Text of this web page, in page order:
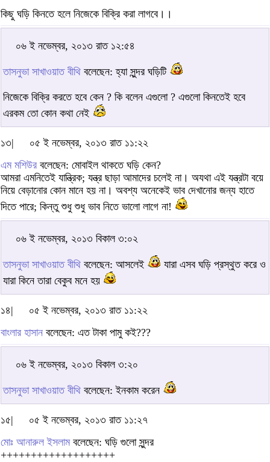
কিছু ঘড়ি কিনতে হলে নিজেকে বিক্রি করা লাগবে।।
০৬ ই নভেম্বর, ২০১৩ রাত ১২:৫৪
তাসনুভা সাখাওয়াত বীথি বলেছেন: হ্যা সুন্দর ঘড়িটি
নিজেকে বিক্রি করতে হবে কেন ? কি বলেন এগুলো ? এগুলো কিনতেই হবে
এরকম তো কোন কথা নেই
১৩|
০৫ ই নভেম্বর, ২০১৩ রাত ১১:২২
এম মশিউর বলেছেন: মোবাইল থাকতে ঘড়ি কেন?
আমরা এমনিতেই যান্ত্রিক; যন্ত্র ছাড়া আমাদের চলেই না। অযথা এই যন্ত্রটা বয়ে
নিয়ে বেড়ানোর কোন মানে হয় না। অবশ্য অনেকেই ভাব দেখানোর জন্য হাতে
দিতে পারে; কিন্তু শুধু শুধু ভাব নিতে ভালো লাগে না!
০৬ ই নভেম্বর, ২০১৩ বিকাল ৩:০২
তাসনুভা সাখাওয়াত বীথি বলেছেন: আসলেই
যারা এসব ঘড়ি প্রস্থুত করে ও
যারা কিনে তারা বেকুব মনে হয়
১৪|
০৫ ই নভেম্বর, ২০১৩ রাত ১১:২২
বাংলার হাসান বলেছেন: এত টাকা পামু কই???
০৬ ই নভেম্বর, ২০১৩ বিকাল ৩:২০
তাসনুভা সাখাওয়াত বীথি বলেছেন: ইনকাম করেন
১৫|
০৫ ই নভেম্বর, ২০১৩ রাত ১১:২৭
মোঃ আনারুল ইসলামবলেছেন: ঘড়ি গুলো সুন্দর
+++++++++++++++++++